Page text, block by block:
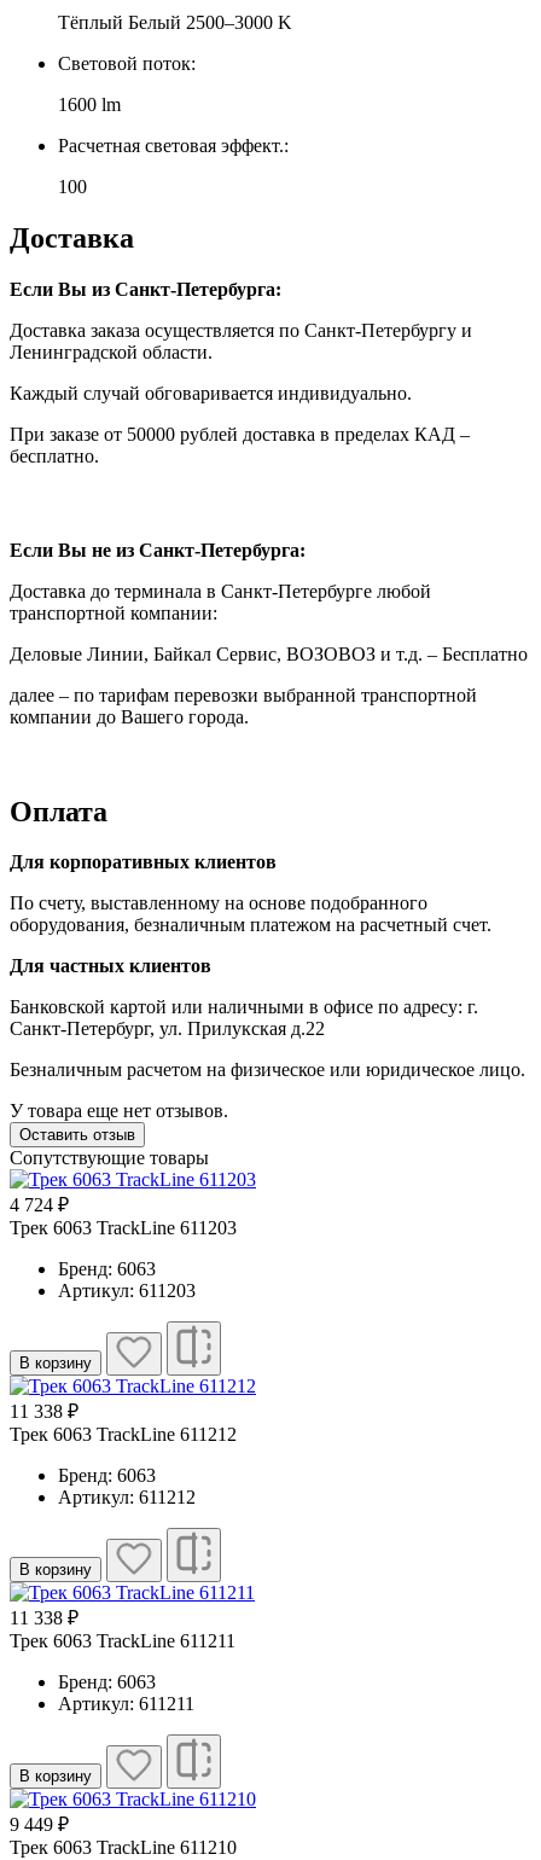
Тёплый Белый 2500–3000 K
Световой поток:
1600 lm
Расчетная световая эффект.:
100
Доставка
Если Вы из Санкт-Петербурга:
Доставка заказа осуществляется по Санкт-Петербургу и
Ленинградской области.
Каждый случай обговаривается индивидуально.
При заказе от 50000 рублей доставка в пределах КАД –
бесплатно.
Если Вы не из Санкт-Петербурга:
Доставка до терминала в Санкт-Петербурге любой
транспортной компании:
Деловые Линии, Байкал Сервис, ВОЗОВОЗ и т.д. – Бесплатно
далее – по тарифам перевозки выбранной транспортной
компании до Вашего города.
Оплата
Для корпоративных клиентов
По счету, выставленному на основе подобранного
оборудования, безналичным платежом на расчетный счет.
Для частных клиентов
Банковской картой или наличными в офисе по адресу: г.
Санкт-Петербург, ул. Прилукская д.22
Безналичным расчетом на физическое или юридическое лицо.
У товара еще нет отзывов.
Оставить отзыв
Сопутствующие товары
4 724 ₽
Трек 6063 TrackLine 611203
Бренд: 6063
Артикул: 611203
В корзину
11 338 ₽
Трек 6063 TrackLine 611212
Бренд: 6063
Артикул: 611212
В корзину
11 338 ₽
Трек 6063 TrackLine 611211
Бренд: 6063
Артикул: 611211
В корзину
9 449 ₽
Трек 6063 TrackLine 611210